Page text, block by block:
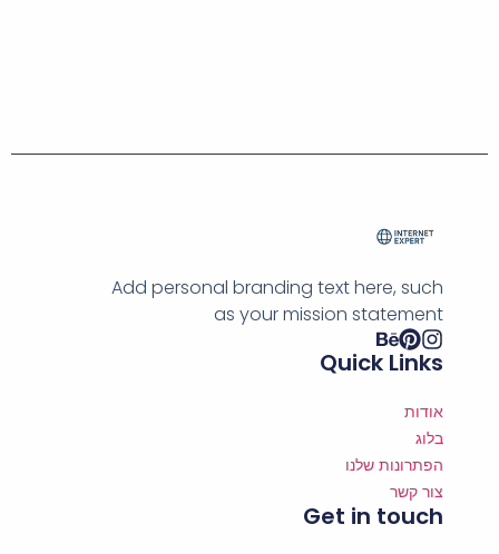
Add personal branding text here, such
as your mission statement
Quick Links
אודות
בלוג
הפתרונות שלנו
צור קשר
Get in touch